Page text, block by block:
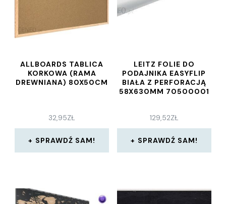
ALLBOARDS TABLICA
KORKOWA (RAMA
DREWNIANA) 80X50CM
32,95ZŁ
SPRAWDŹ SAM!
LEITZ FOLIE DO
PODAJNIKA EASYFLIP
BIAŁA Z PERFORACJĄ
58X630MM 70500001
129,52ZŁ
SPRAWDŹ SAM!